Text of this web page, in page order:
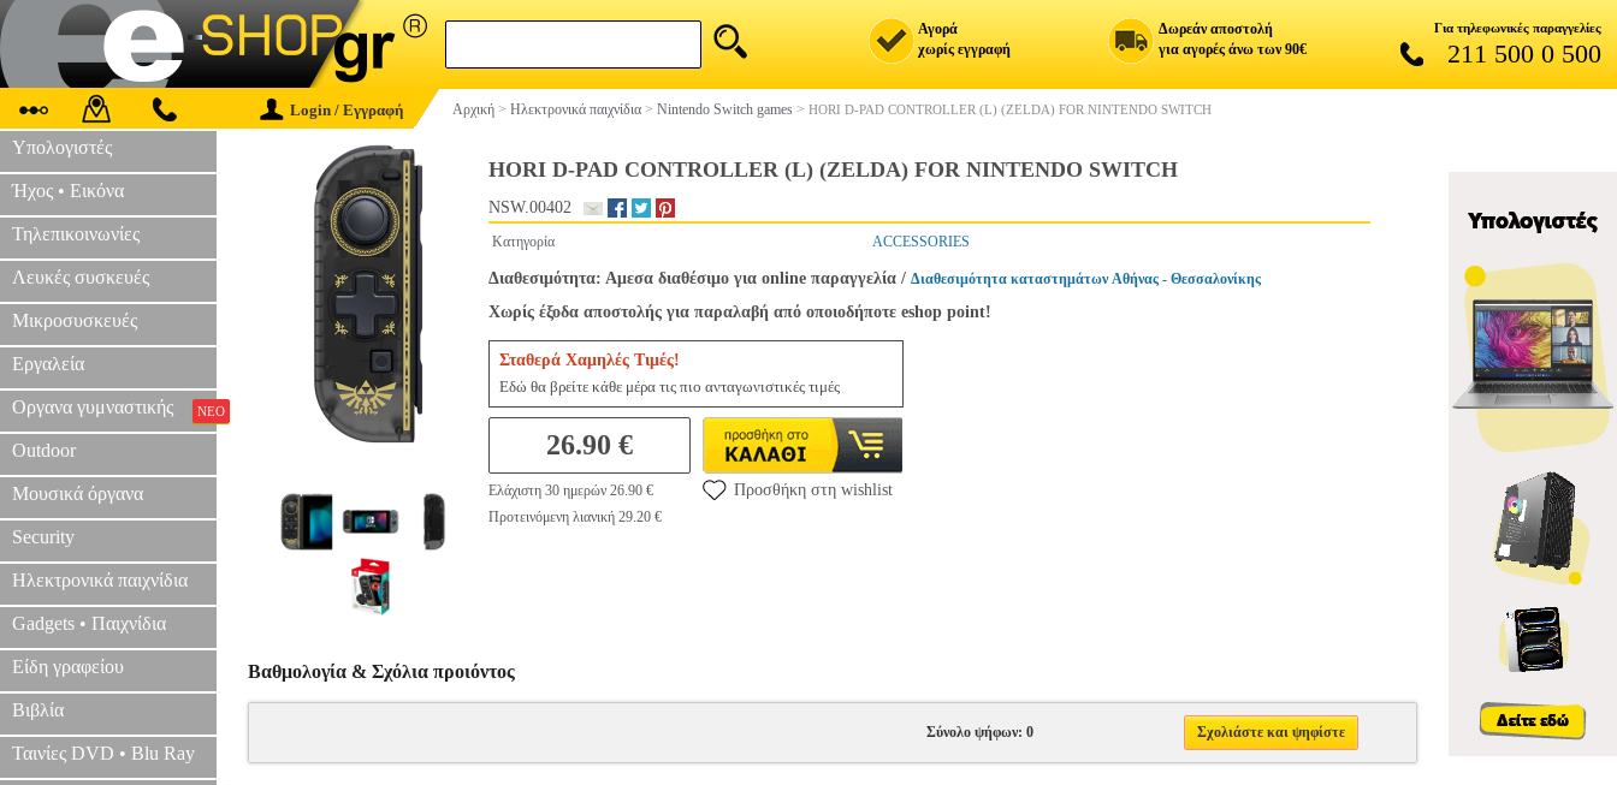
Αγορά
χωρίς εγγραφή
Δωρεάν αποστολή
για αγορές άνω των 90€
Για τηλεφωνικές παραγγελίες
211 500 0 500
Login / Εγγραφή Αρχική > Ηλεκτρονικά παιχνίδια > Nintendo Switch games > HORI D-PAD CONTROLLER (L) (ZELDA) FOR NINTENDO SWITCH
Υπολογιστές
Ήχος • Εικόνα
Τηλεπικοινωνίες
Λευκές συσκευές
Μικροσυσκευές
Εργαλεία
Οργανα γυμναστικής ΝΕΟ
Outdoor
Μουσικά όργανα
Security
Ηλεκτρονικά παιχνίδια
Gadgets • Παιχνίδια
Είδη γραφείου
Βιβλία
Ταινίες DVD • Blu Ray
HORI D-PAD CONTROLLER (L) (ZELDA) FOR NINTENDO SWITCH
NSW.00402
Κατηγορία ACCESSORIES
Διαθεσιμότητα: Αμεσα διαθέσιμο για online παραγγελία / Διαθεσιμότητα καταστημάτων Αθήνας - Θεσσαλονίκης
Χωρίς έξοδα αποστολής για παραλαβή από οποιοδήποτε eshop point!
Σταθερά Χαμηλές Τιμές!
Εδώ θα βρείτε κάθε μέρα τις πιο ανταγωνιστικές τιμές
26.90 €
Ελάχιστη 30 ημερών 26.90 €
Προτεινόμενη λιανική 29.20 €
Προσθήκη στη wishlist
Βαθμολογία & Σχόλια προιόντος
Σύνολο ψήφων: 0 Σχολιάστε και ψηφίστε